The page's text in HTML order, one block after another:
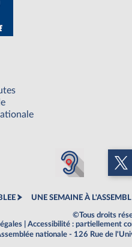
UNE SEMAINE À
©Tous droits
Accessibilité : partiellement
nationale - 126 Rue de